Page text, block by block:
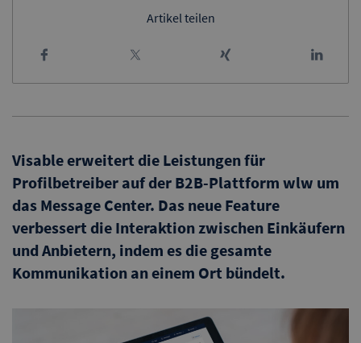
Artikel teilen
Visable erweitert die Leistungen für
Profilbetreiber auf der B2B-Plattform wlw um
das Message Center. Das neue Feature
verbessert die Interaktion zwischen Einkäufern
und Anbietern, indem es die gesamte
Kommunikation an einem Ort bündelt.